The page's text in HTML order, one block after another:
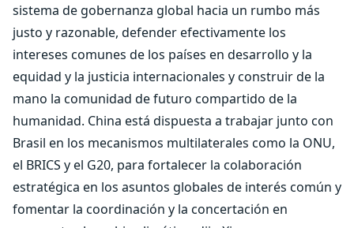
sistema de gobernanza global hacia un rumbo más
justo y razonable, defender efectivamente los
intereses comunes de los países en desarrollo y la
equidad y la justicia internacionales y construir de la
mano la comunidad de futuro compartido de la
humanidad. China está dispuesta a trabajar junto con
Brasil en los mecanismos multilaterales como la ONU,
el BRICS y el G20, para fortalecer la colaboración
estratégica en los asuntos globales de interés común y
fomentar la coordinación y la concertación en